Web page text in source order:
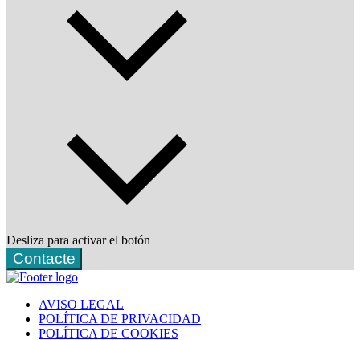
Desliza para activar el botón
Contacte
AVISO LEGAL
POLÍTICA DE PRIVACIDAD
POLÍTICA DE COOKIES